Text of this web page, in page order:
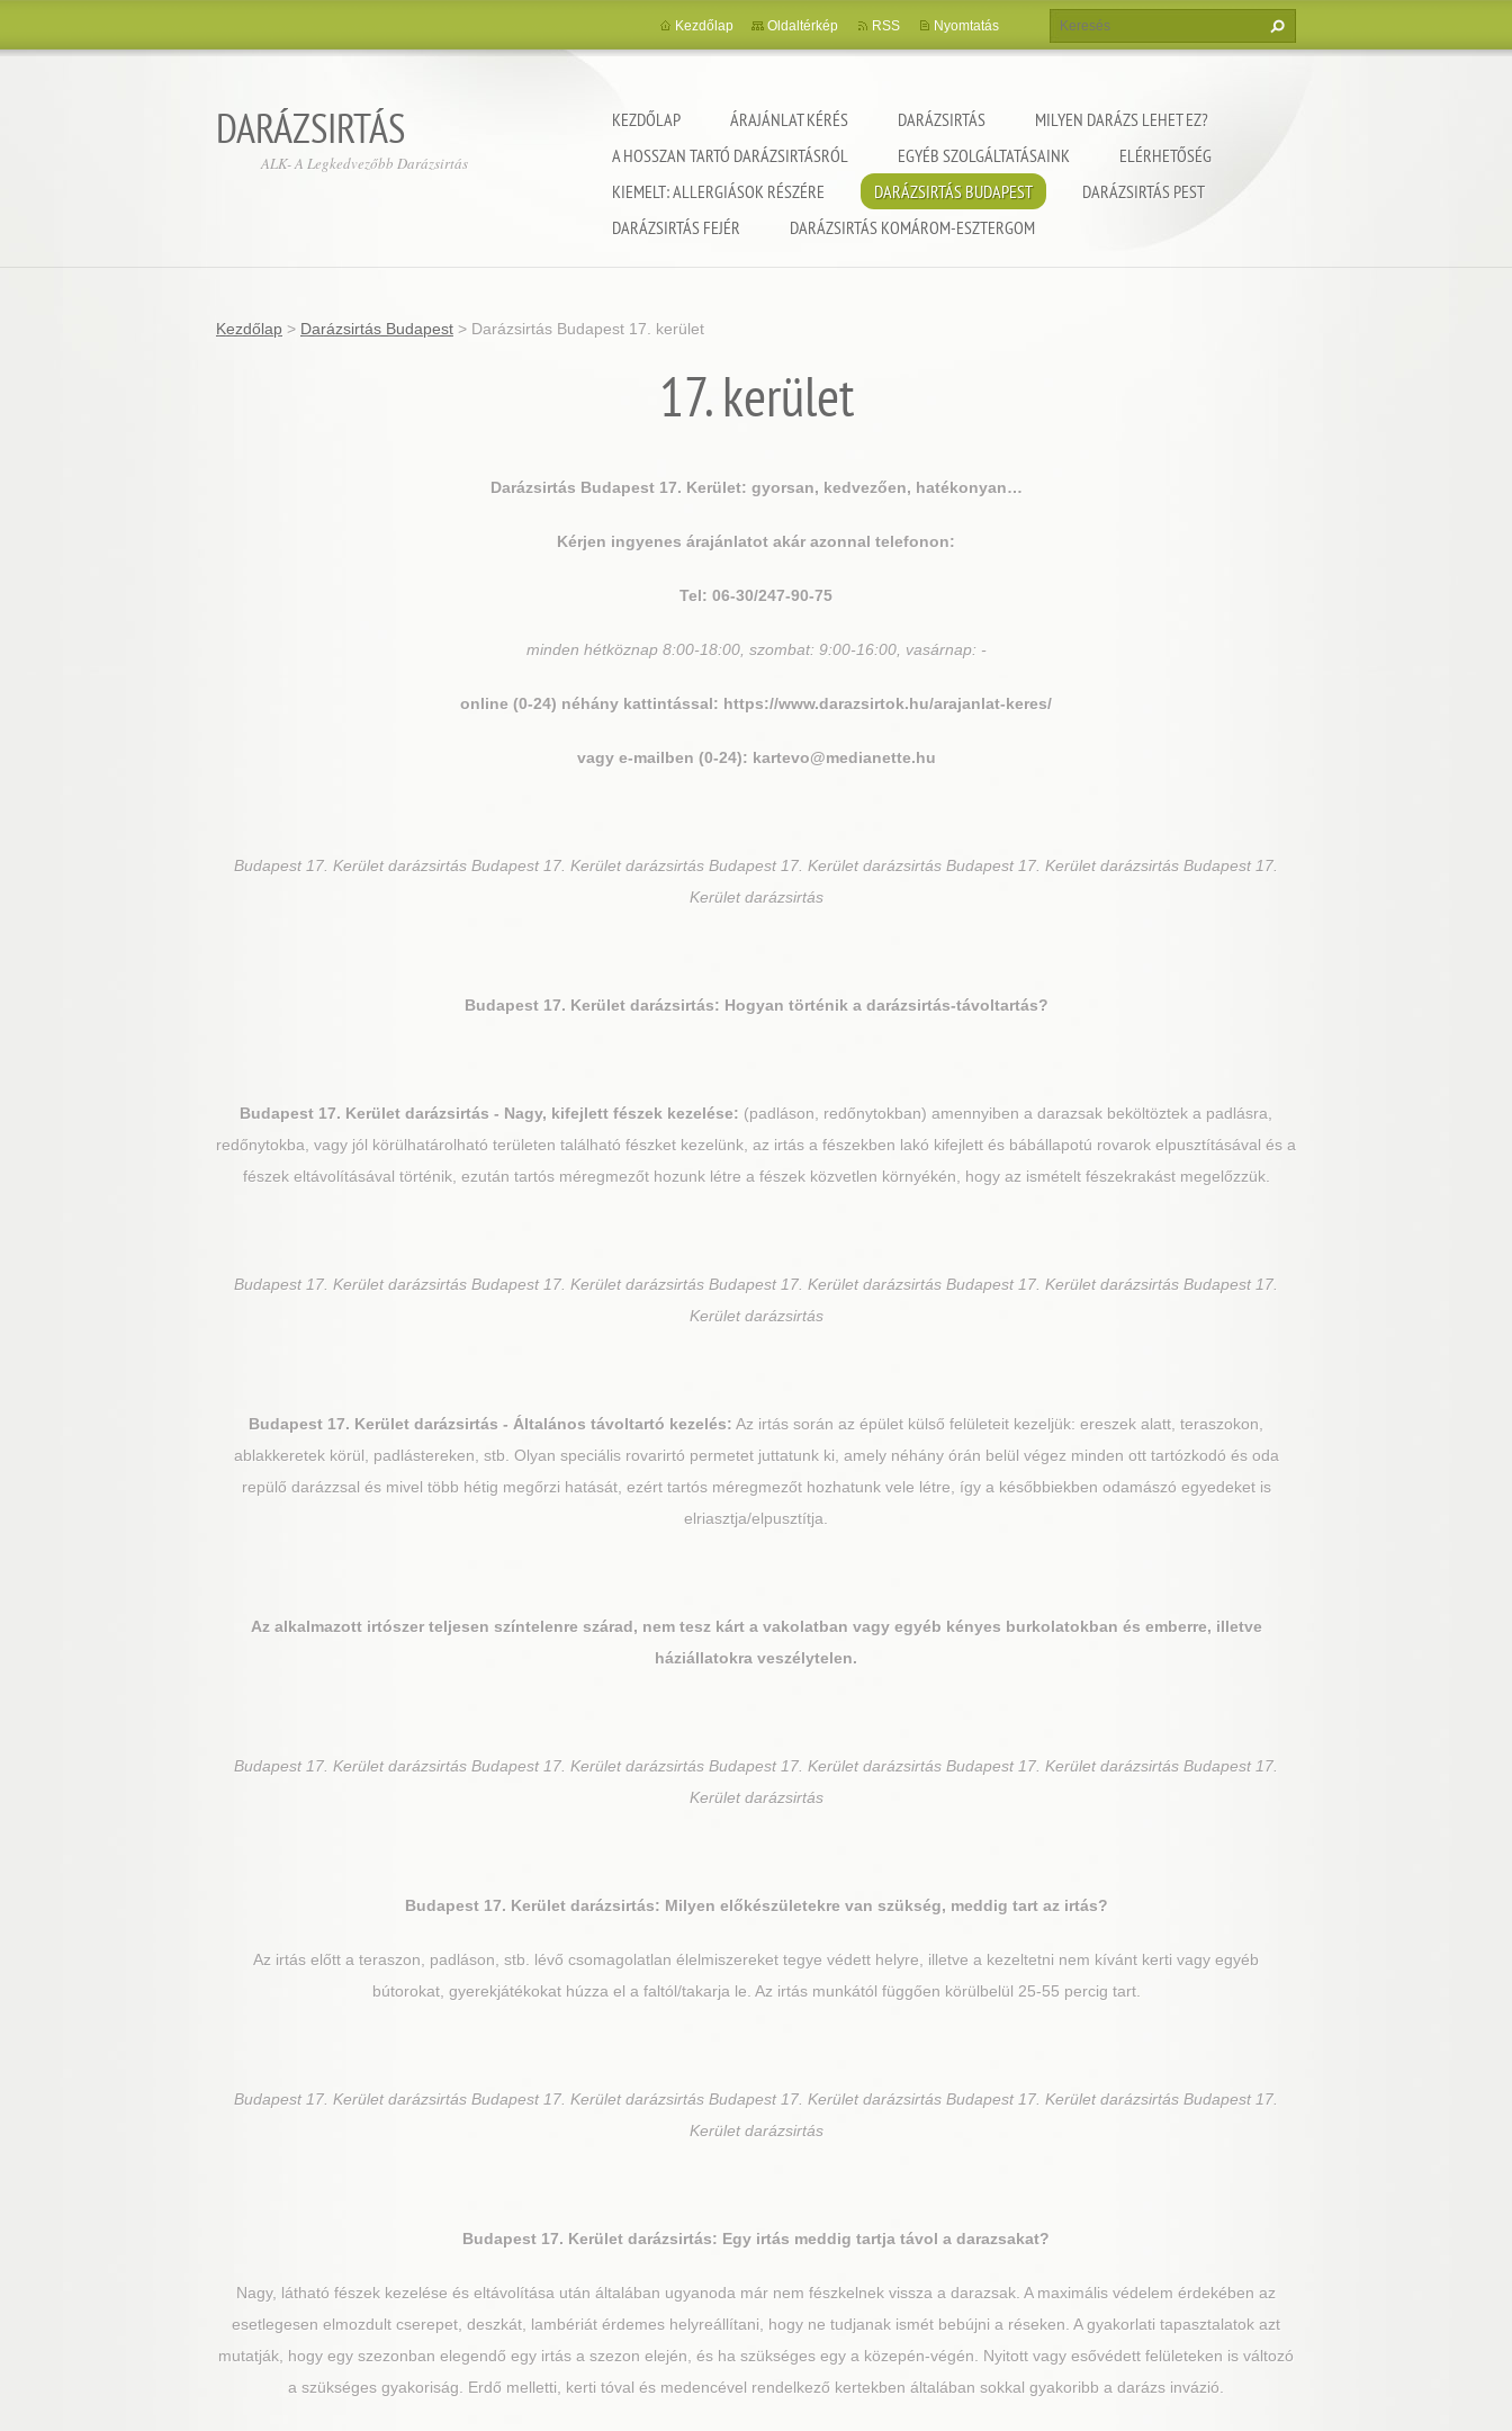
DARÁZSIRTÁS
ALK- A Legkedvezőbb Darázsirtás
KEZDŐLAP ÁRAJÁNLAT KÉRÉS DARÁZSIRTÁS
MILYEN DARÁZS LEHET EZ?
A HOSSZAN TARTÓ DARÁZSIRTÁSRÓL
EGYÉB SZOLGÁLTATÁSAINK
ELÉRHETŐSÉG
KIEMELT: ALLERGIÁSOK RÉSZÉRE
DARÁZSIRTÁS BUDAPEST
DARÁZSIRTÁS PEST
DARÁZSIRTÁS FEJÉR
DARÁZSIRTÁS KOMÁROM-ESZTERGOM
Kezdőlap Oldaltérkép RSS Nyomtatás
Kezdőlap > Darázsirtás Budapest > Darázsirtás Budapest 17. kerület
17. kerület
Darázsirtás Budapest 17. Kerület: gyorsan, kedvezően, hatékonyan…
Kérjen ingyenes árajánlatot akár azonnal telefonon:
Tel: 06-30/247-90-75
minden hétköznap 8:00-18:00, szombat: 9:00-16:00, vasárnap: -
online (0-24) néhány kattintással: https://www.darazsirtok.hu/arajanlat-keres/
vagy e-mailben (0-24): kartevo@medianette.hu
Budapest 17. Kerületdarázsirtás Budapest 17. Kerület darázsirtás Budapest 17. Kerület darázsirtás Budapest 17. Kerület darázsirtás Budapest 17.
Kerület darázsirtás
Budapest 17. Kerületdarázsirtás: Hogyan történik a darázsirtás-távoltartás?
Budapest 17. Kerület darázsirtás - Nagy, kifejlett fészek kezelése: (padláson, redőnytokban) amennyiben a darazsak beköltöztek a padlásra,
redőnytokba, vagy jól körülhatárolható területen található fészket kezelünk, az irtás a fészekben lakó kifejlett és bábállapotú rovarok elpusztításával és a
fészek eltávolításával történik, ezután tartós méregmezőt hozunk létre a fészek közvetlen környékén, hogy az ismételt fészekrakást megelőzzük.
Budapest 17. Kerületdarázsirtás Budapest 17. Kerület darázsirtás Budapest 17. Kerület darázsirtás Budapest 17. Kerület darázsirtás Budapest 17.
Kerület darázsirtás
Budapest 17. Kerület darázsirtás - Általános távoltartó kezelés: Az irtás során az épület külső felületeit kezeljük: ereszek alatt, teraszokon,
ablakkeretek körül, padlástereken, stb. Olyan speciális rovarirtó permetet juttatunk ki, amely néhány órán belül végez minden ott tartózkodó és oda
repülő darázzsal és mivel több hétig megőrzi hatását, ezért tartós méregmezőt hozhatunk vele létre, így a későbbiekben odamászó egyedeket is
elriasztja/elpusztítja.
Az alkalmazott irtószer teljesen színtelenre szárad, nem tesz kárt a vakolatban vagy egyéb kényes burkolatokban és emberre, illetve
háziállatokra veszélytelen.
Budapest 17. Kerületdarázsirtás Budapest 17. Kerület darázsirtás Budapest 17. Kerület darázsirtás Budapest 17. Kerület darázsirtás Budapest 17.
Kerület darázsirtás
Budapest 17. Kerületdarázsirtás: Milyen előkészületekre van szükség, meddig tart az irtás?
Az irtás előtt a teraszon, padláson, stb. lévő csomagolatlan élelmiszereket tegye védett helyre, illetve a kezeltetni nem kívánt kerti vagy egyéb
bútorokat, gyerekjátékokat húzza el a faltól/takarja le. Az irtás munkától függően körülbelül 25-55 percig tart.
Budapest 17. Kerületdarázsirtás Budapest 17. Kerület darázsirtás Budapest 17. Kerület darázsirtás Budapest 17. Kerület darázsirtás Budapest 17.
Kerület darázsirtás
Budapest 17. Kerület darázsirtás: Egy irtás meddig tartja távol a darazsakat?
Nagy, látható fészek kezelése és eltávolítása után általában ugyanoda már nem fészkelnek vissza a darazsak. A maximális védelem érdekében az
esetlegesen elmozdult cserepet, deszkát, lambériát érdemes helyreállítani, hogy ne tudjanak ismét bebújni a réseken. A gyakorlati tapasztalatok azt
mutatják, hogy egy szezonban elegendő egy irtás a szezon elején, és ha szükséges egy a közepén-végén. Nyitott vagy esővédett felületeken is változó
a szükséges gyakoriság. Erdő melletti, kerti tóval és medencével rendelkező kertekben általában sokkal gyakoribb a darázs invázió.